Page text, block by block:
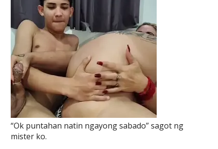
“Ok puntahan natin ngayong sabado” sagot ng
mister ko.